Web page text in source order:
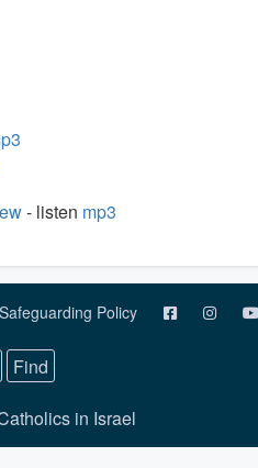
- listen mp3
Policy
in Israel